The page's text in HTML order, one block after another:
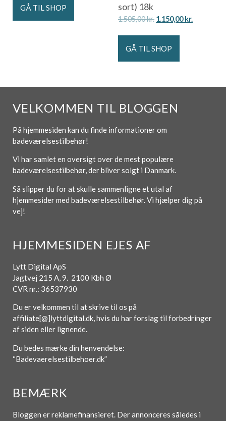
GÅ TIL SHOP
sort) 18k
1.505,00kr. 1.150,00kr.
GÅ TIL SHOP
VELKOMMEN TIL BLOGGEN
På hjemmesiden kan du finde informationer om
badeværelsestilbehør!
Vi har samlet en oversigt over de mest populære
badeværelsestilbehør, der bliver solgt i Danmark.
Så slipper du for at skulle sammenligne et utal af
hjemmesider med badeværelsestilbehør. Vi hjælper dig på
vej!
HJEMMESIDEN EJES AF
Lytt Digital ApS
Jagtvej 215 A, 9. 2100 Kbh Ø
CVR nr.: 36537930
Du er velkommen til at skrive til os på
affiliate[@]lyttdigital.dk, hvis du har forslag til forbedringer
af siden eller lignende.
Du bedes mærke din henvendelse:
“Badevaerelsestilbehoer.dk”
BEMÆRK
Bloggen er reklamefinansieret. Der annonceres således i